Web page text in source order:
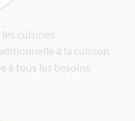
cuisines
à la cuisson
à tous les besoins